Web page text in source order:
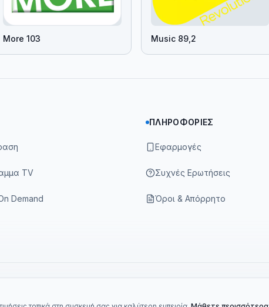
More 103 Music 89,2
TV
Demand
ΠΛΗΡΟΦΟΡΊΕΣ
Εφαρμογές
Συχνές Ερωτήσεις
Όροι & Απόρρητο